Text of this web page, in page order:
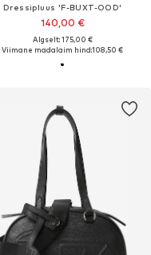
Dressipluus 'F-BUXT-OOD'
140,00 €
Algselt: 175,00 €
Viimane madalaim hind:108,50 €